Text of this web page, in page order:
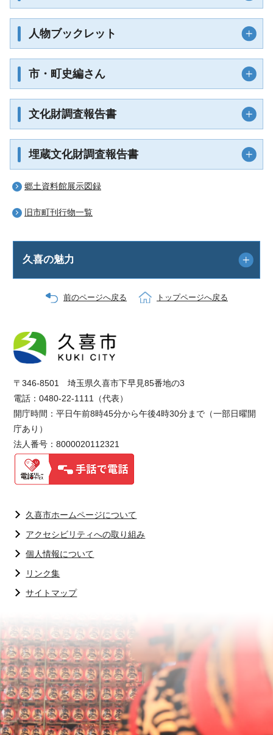
人物ブックレット
市・町史編さん
文化財調査報告書
埋蔵文化財調査報告書
郷土資料館展示図録
旧市町刊行物一覧
久喜の魅力
前のページへ戻る トップページへ戻る
〒346-8501 埼玉県久喜市下早見85番地の3
電話：0480-22-1111（代表）
開庁時間：平日午前8時45分から午後4時30分まで（一部日曜開
庁あり）
法人番号：8000020112321
久喜市ホームページについて
アクセシビリティへの取り組み
個人情報について
リンク集
サイトマップ